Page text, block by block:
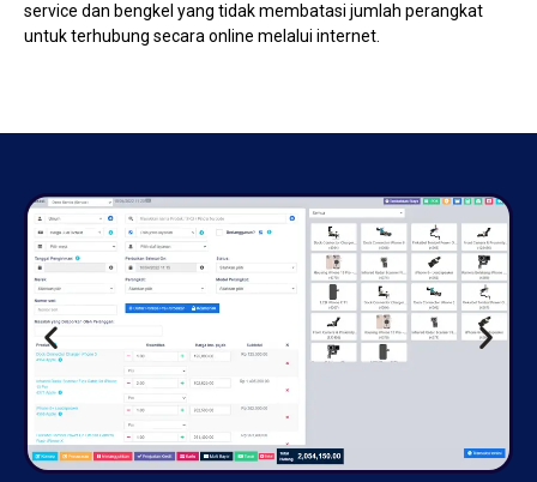
service dan bengkel yang tidak membatasi jumlah perangkat
untuk terhubung secara online melalui internet.